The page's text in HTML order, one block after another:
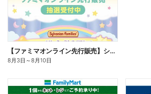
【ファミマオンライン先行販売】シルバニアファミリー
8月3日 ～8月10日